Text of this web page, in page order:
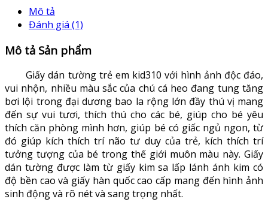
Mô tả
Đánh giá (1)
Mô tả Sản phẩm
Giấy dán tường trẻ em kid310 với hình ảnh độc đáo,
vui nhộn, nhiều màu sắc của chú cá heo đang tung tăng
bơi lội trong đại dương bao la rộng lớn đầy thú vị mang
đến sự vui tươi, thích thú cho các bé, giúp cho bé yêu
thích căn phòng mình hơn, giúp bé có giấc ngủ ngon, từ
đó giúp kích thích trí não tư duy của trẻ, kích thích trí
tưởng tượng của bé trong thế giới muôn màu này. Giấy
dán tường được làm từ giấy kim sa lấp lánh ánh kim có
độ bền cao và giấy hàn quốc cao cấp mang đến hình ảnh
sinh động và rõ nét và sang trọng nhất.